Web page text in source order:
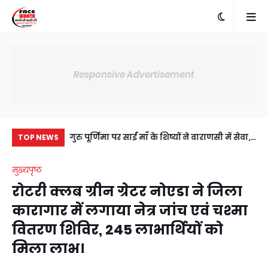
Responsive Advertisement
TOP NEWS
में अंसल गोल्फ
गुरु पूर्णिमा पर साईं माँ के शिष्यों ने वाराणसी में सेवा,
मुख्यपृष्ठ
रोटरी क्लब ग्रीन ग्रेटर नोएडा ने जिला
कारागार में लगाया नेत्र जांच एवं चश्मा
वितरण शिविर, 245 लाभार्थियों को
मिला लाभ।